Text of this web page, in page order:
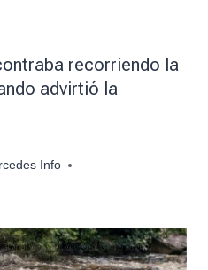
recorriendo la
advirtió la
Info